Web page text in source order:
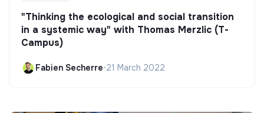
"Thinking the ecological and social transition
in a systemic way" with Thomas Merzlic (T-
Campus)
Fabien Secherre•21 March 2022